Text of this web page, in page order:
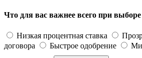
Что для вас важнее всего при выборе
Низкая процентная ставка
договора
Быстрое одобрение